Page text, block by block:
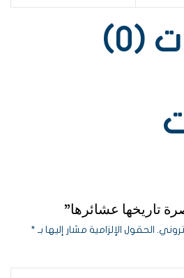
(0)
تاريخها عشائرها”
الحقول الإلزامية مشار إليها بـ *